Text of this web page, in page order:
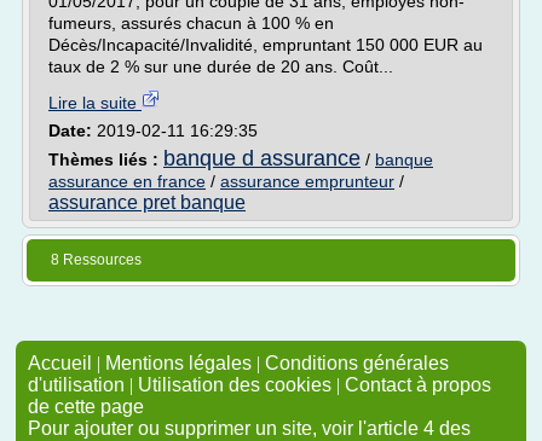
fumeurs, assurés chacun à 100 % en
Décès/Incapacité/Invalidité, empruntant 150 000 EUR au
taux de 2 % sur une durée de 20 ans. Coût...
Lire la suite
Date: 2019-02-11 16:29:35
Thèmes liés : banque d assurance / banque
assurance en france / assurance emprunteur /
assurance pret banque
8 Ressources
Accueil | Mentions légales | Conditions générales
d'utilisation | Utilisation des cookies | Contact à propos
de cette page
Pour ajouter ou supprimer un site, voir l'article 4 des